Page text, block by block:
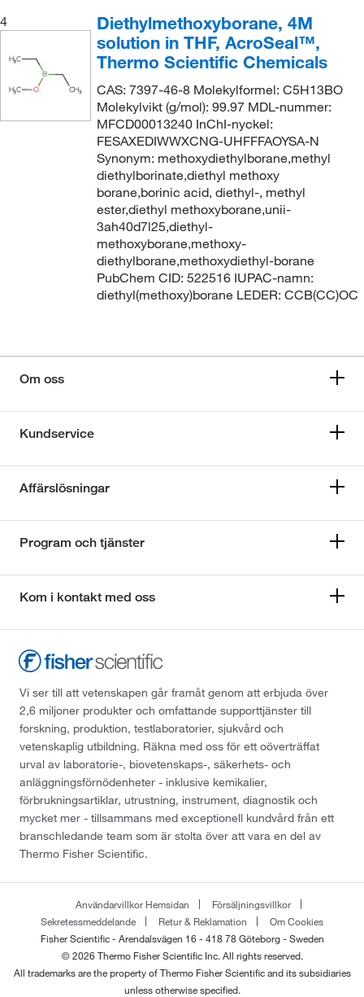
4
Diethylmethoxyborane, 4M
solution in THF, AcroSeal™,
Thermo Scientific Chemicals
CAS: 7397-46-8 Molekylformel: C5H13BO
Molekylvikt (g/mol): 99.97 MDL-nummer:
MFCD00013240 InChI-nyckel:
FESAXEDIWWXCNG-UHFFFAOYSA-N
Synonym: methoxydiethylborane,methyl
diethylborinate,diethyl methoxy
borane,borinic acid, diethyl-, methyl
ester,diethyl methoxyborane,unii-
3ah40d7l25,diethyl-
methoxyborane,methoxy-
diethylborane,methoxydiethyl-borane
PubChem CID: 522516 IUPAC-namn:
diethyl(methoxy)borane LEDER: CCB(CC)OC
Om oss
Kundservice
Affärslösningar
Program och tjänster
Kom i kontakt med oss
Vi ser till att vetenskapen går framåt genom att erbjuda över
2,6 miljoner produkter och omfattande supporttjänster till
forskning, produktion, testlaboratorier, sjukvård och
vetenskaplig utbildning. Räkna med oss för ett oöverträffat
urval av laboratorie-, biovetenskaps-, säkerhets- och
anläggningsförnödenheter - inklusive kemikalier,
förbrukningsartiklar, utrustning, instrument, diagnostik och
mycket mer - tillsammans med exceptionell kundvård från ett
branschledande team som är stolta över att vara en del av
Thermo Fisher Scientific.
Användarvillkor Hemsidan
Försäljningsvillkor
Sekretessmeddelande
Retur & Reklamation
Om Cookies
Fisher Scientific - Arendalsvägen 16 - 418 78 Göteborg - Sweden
© 2026 Thermo Fisher Scientific Inc. All rights reserved.
All trademarks are the property of Thermo Fisher Scientific and its subsidiaries
unless otherwise specified.